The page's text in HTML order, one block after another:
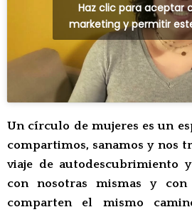
Haz clic para aceptar
marketing y permitir
Un círculo de mujeres es un
compartimos, sanamos y nos
viaje de autodescubrimiento
con nosotras mismas y
comparten el mismo